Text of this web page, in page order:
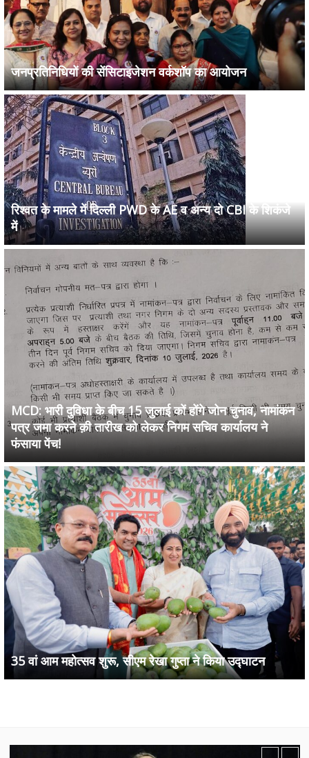
जनप्रतिनिधियों की सेंसिटाइजेशन वर्कशॉप का आयोजन
रिश्वत के मामले में दिल्ली PWD के AE व अन्य दो CBI के शिकंजे
में
MCD: भारी दुविधा के बीच 15 जुलाई कों होंगे जोन चुनाव, नामांकन
पत्र जमा करने क़ी तारीख को लेकर निगम सचिव कार्यालय ने
फंसाया पेंच!
35 वां आम महोत्सव शुरू, सीएम रेखा गुप्ता ने किया उद्घाटन